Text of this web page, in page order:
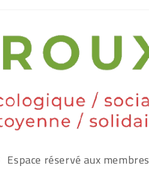
Espace réservé aux membres